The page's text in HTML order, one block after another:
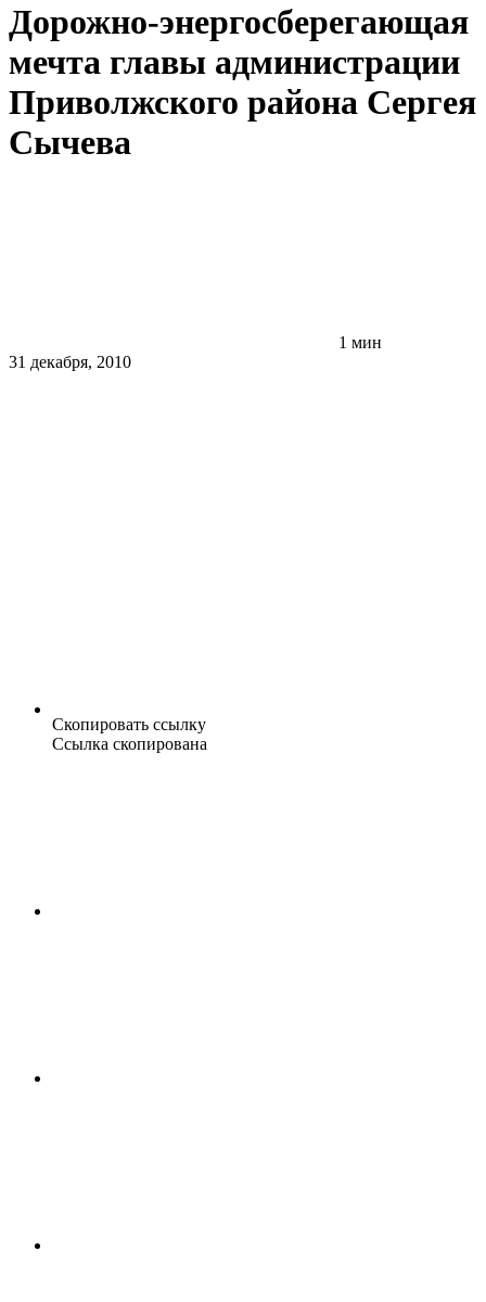
Дорожно-энергосберегающая
мечта главы администрации
Приволжского района Сергея
Сычева
1 мин
31 декабря, 2010
Скопировать ссылку
Ссылка скопирована